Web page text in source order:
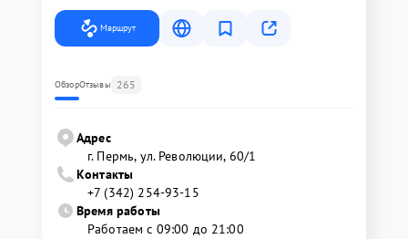
Маршрут
ОбзорОтзывы 265
Адрес
г. Пермь, ул. ​Революции, 60/1
Контакты
+7 (342) 254-93-15
Время работы
Работаем с 09:00 до 21:00